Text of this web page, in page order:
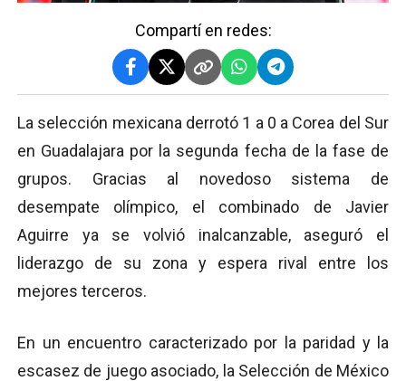
Compartí en redes:
La selección mexicana derrotó 1 a 0 a Corea del Sur
en Guadalajara por la segunda fecha de la fase de
grupos. Gracias al novedoso sistema de
desempate olímpico, el combinado de Javier
Aguirre ya se volvió inalcanzable, aseguró el
liderazgo de su zona y espera rival entre los
mejores terceros.
En un encuentro caracterizado por la paridad y la
escasez de juego asociado, la Selección de México